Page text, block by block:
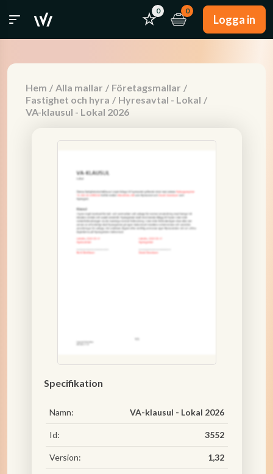
0 0
Logga in
Hem / Alla mallar / Företagsmallar /
Fastighet och hyra / Hyresavtal - Lokal /
VA-klausul - Lokal 2026
Specifikation
Namn: VA-klausul - Lokal 2026
Id: 3552
Version: 1,32